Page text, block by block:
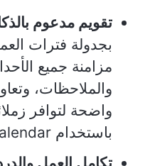
تقويم مدعوم
بجدولة فترات
مزامنة جميع
والملاحظات،
واضحة لتوافر
باستخدام ClickUp Calendar.